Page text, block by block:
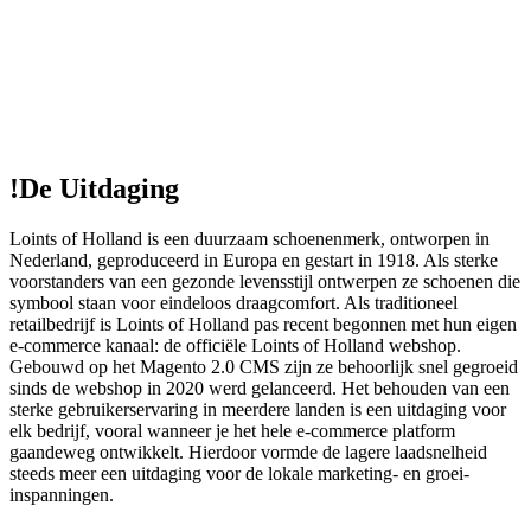
!De Uitdaging
Loints of Holland is een duurzaam schoenenmerk, ontworpen in
Nederland, geproduceerd in Europa en gestart in 1918. Als sterke
voorstanders van een gezonde levensstijl ontwerpen ze schoenen die
symbool staan voor eindeloos draagcomfort. Als traditioneel
retailbedrijf is Loints of Holland pas recent begonnen met hun eigen
e-commerce kanaal: de officiële Loints of Holland webshop.
Gebouwd op het Magento 2.0 CMS zijn ze behoorlijk snel gegroeid
sinds de webshop in 2020 werd gelanceerd. Het behouden van een
sterke gebruikerservaring in meerdere landen is een uitdaging voor
elk bedrijf, vooral wanneer je het hele e-commerce platform
gaandeweg ontwikkelt. Hierdoor vormde de lagere laadsnelheid
steeds meer een uitdaging voor de lokale marketing- en groei-
inspanningen.